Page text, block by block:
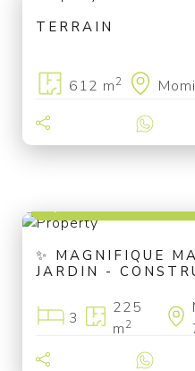
TERRAIN
612 m2
✨ MAGNIFIQUE
JARDIN -
3
225
m2